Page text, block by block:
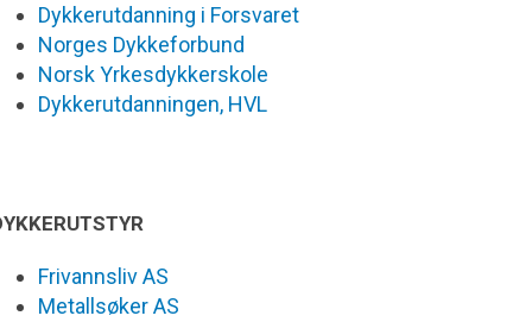
Dykkerutdanning i Forsvaret
Norges Dykkeforbund
Norsk Yrkesdykkerskole
Dykkerutdanningen, HVL
Frivannsliv AS
Metallsøker AS